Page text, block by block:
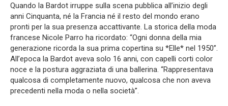
Quando la Bardot irruppe sulla scena pubblica all’inizio degli
anni Cinquanta, né la Francia né il resto del mondo erano
pronti per la sua presenza accattivante. La storica della moda
francese Nicole Parro ha ricordato: “Ogni donna della mia
generazione ricorda la sua prima copertina su *Elle* nel 1950”.
All’epoca la Bardot aveva solo 16 anni, con capelli corti color
noce e la postura aggraziata di una ballerina. “Rappresentava
qualcosa di completamente nuovo, qualcosa che non aveva
precedenti nella moda o nella società”.